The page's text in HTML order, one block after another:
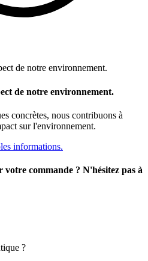
de notre environnement.
concrètes, nous contribuons à
sur l'environnement.
informations.
votre commande ? N'hésitez pas à
?